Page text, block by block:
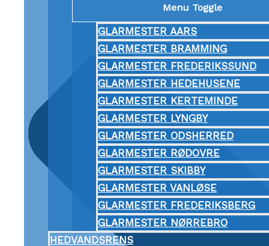
Menu Toggle
GLARMESTER AARS
GLARMESTER BRAMMING
GLARMESTER FREDERIKSSUND
GLARMESTER HEDEHUSENE
GLARMESTER KERTEMINDE
GLARMESTER LYNGBY
GLARMESTER ODSHERRED
GLARMESTER RØDOVRE
GLARMESTER SKIBBY
GLARMESTER VANLØSE
GLARMESTER FREDERIKSBERG
GLARMESTER NØRREBRO
HEDVANDSRENS